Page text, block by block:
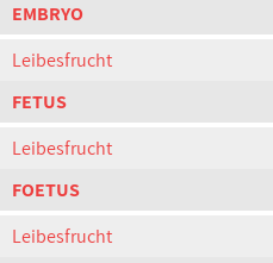
EMBRYO
Leibesfrucht
FETUS
Leibesfrucht
FOETUS
Leibesfrucht